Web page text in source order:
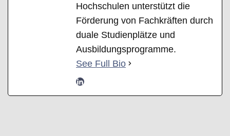
Hochschulen unterstützt die
Förderung von Fachkräften durch
duale Studienplätze und
Ausbildungsprogramme.
See Full Bio